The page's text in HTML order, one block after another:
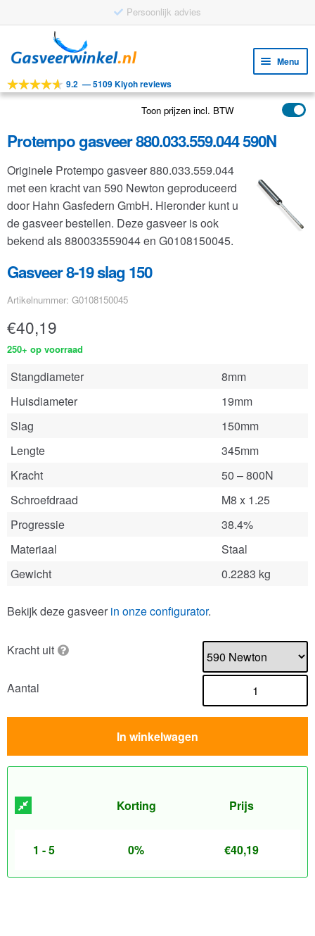
Persoonlijk advies
door
navigatie
naar
inhoud
Menu
Tools
Toepassingen
Klantenservice
FAQ
9.2 —5109 Kiyoh reviews
Toon prijzen incl. BTW
Protempo gasveer 880.033.559.044 590N
Originele Protempo gasveer 880.033.559.044
met een kracht van 590 Newton geproduceerd
door Hahn Gasfedern GmbH. Hieronder kunt u
de gasveer bestellen. Deze gasveer is ook
bekend als 880033559044 en G0108150045.
Gasveer 8-19 slag 150
Artikelnummer: G0108150045
€40,19
250+ op voorraad
Stangdiameter
8mm
Huisdiameter
19mm
Slag
150mm
Lengte
345mm
Kracht
50 – 800N
Schroefdraad
M8 x 1.25
Progressie
38.4%
Materiaal
Staal
Gewicht
0.2283 kg
Bekijk deze gasveer in onze configurator.
Kracht uit
Aantal
In winkelwagen
Korting Prijs
1 - 5 0% €40,19